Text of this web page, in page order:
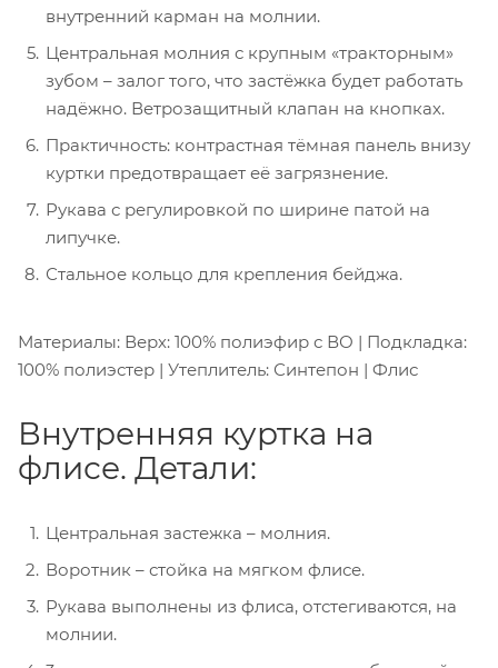
внутренний карман на молнии.
Центральная молния с крупным «тракторным»
зубом – залог того, что застёжка будет работать
надёжно. Ветрозащитный клапан на кнопках.
Практичность: контрастная тёмная панель внизу
куртки предотвращает её загрязнение.
Рукава с регулировкой по ширине патой на
липучке.
Стальное кольцо для крепления бейджа.
Материалы: Верх: 100% полиэфир с ВО | Подкладка:
100% полиэстер | Утеплитель: Синтепон | Флис
Внутренняя куртка на
флисе. Детали:
Центральная застежка – молния.
Воротник – стойка на мягком флисе.
Рукава выполнены из флиса, отстегиваются, на
молнии.